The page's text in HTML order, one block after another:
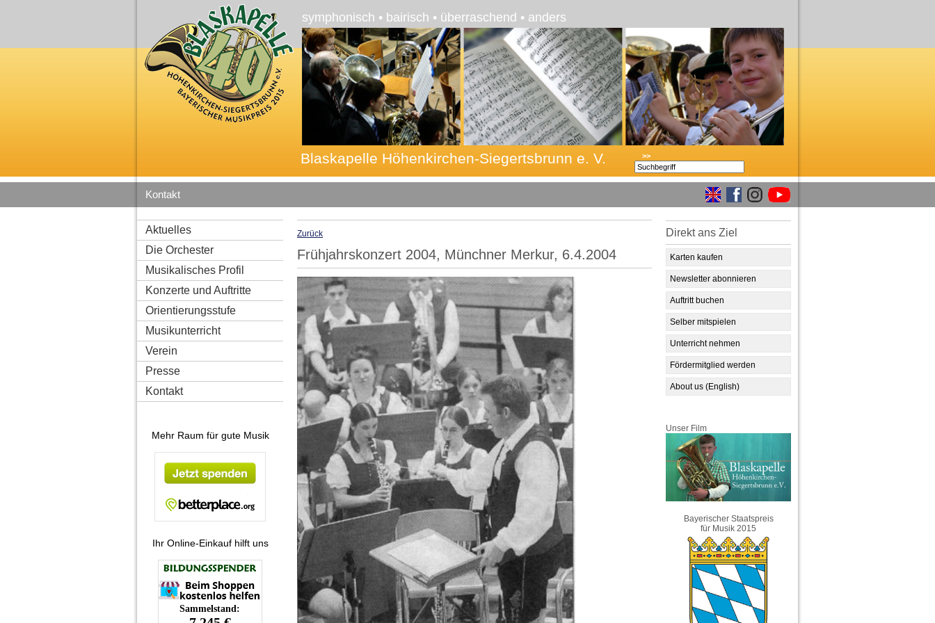
symphonisch • bairisch • überraschend • anders
Blaskapelle Höhenkirchen-Siegertsbrunn e. V. >>
Kontakt
Direkt ans Ziel
Karten kaufen
Newsletter abonnieren
Auftritt buchen
Selber mitspielen
Unterricht nehmen
Fördermitglied werden
About us (English)
Unser Film
Bayerischer Staatspreis
für Musik 2015
Aktuelles
Die Orchester
Musikalisches Profil
Konzerte und Auftritte
Orientierungsstufe
Musikunterricht
Verein
Presse
Kontakt
Mehr Raum für gute Musik
Ihr Online-Einkauf hilft uns
Zurück
Frühjahrskonzert 2004, Münchner Merkur, 6.4.2004